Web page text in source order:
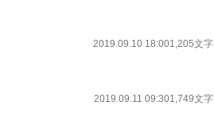
2019.09.10 18:001,205文字
2019.09.11 09:301,749文字